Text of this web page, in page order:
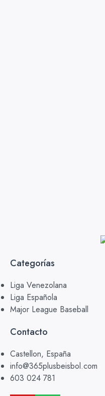
Categorías
Liga Venezolana
Liga Española
Major League Baseball
Contacto
Castellon, España
info@365plusbeisbol.com
603 024 781